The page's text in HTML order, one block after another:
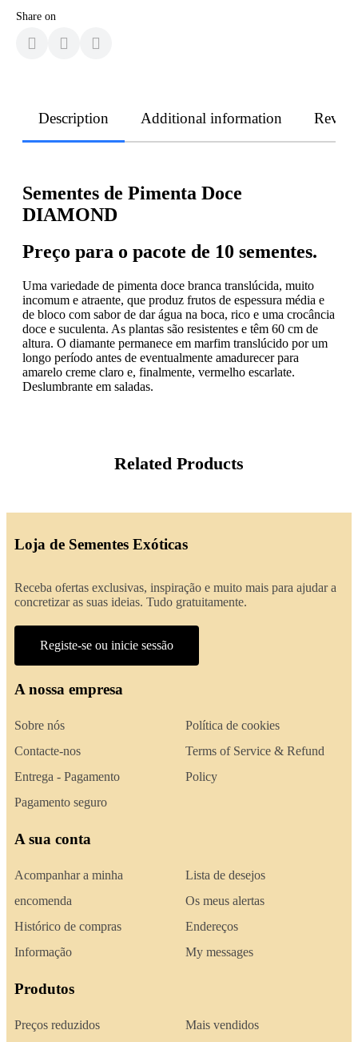
Share on
Description Additional information
Sementes de Pimenta Doce
DIAMOND
Preço para o pacote de 10 sementes.
Uma variedade de pimenta doce branca translúcida, muito
incomum e atraente, que produz frutos de espessura média e
de bloco com sabor de dar água na boca, rico e uma crocância
doce e suculenta. As plantas são resistentes e têm 60 cm de
altura. O diamante permanece em marfim translúcido por um
longo período antes de eventualmente amadurecer para
amarelo creme claro e, finalmente, vermelho escarlate.
Deslumbrante em saladas.
Related Products
Loja de Sementes Exóticas
Receba ofertas exclusivas, inspiração e muito mais para ajudar a
concretizar as suas ideias. Tudo gratuitamente.
Registe-se ou inicie sessão
A nossa empresa
Sobre nós
Contacte-nos
Entrega - Pagamento
Pagamento seguro
Política de cookies
Terms of Service & Refund
Policy
A sua conta
Acompanhar a minha
encomenda
Histórico de compras
Informação
Lista de desejos
Os meus alertas
Endereços
My messages
Produtos
Preços reduzidos Mais vendidos